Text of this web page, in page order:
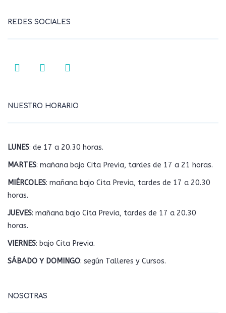
REDES SOCIALES
NUESTRO HORARIO
LUNES: de 17 a 20.30 horas.
MARTES: mañana bajo Cita Previa, tardes de 17 a 21 horas.
MIÉRCOLES: mañana bajo Cita Previa, tardes de 17 a 20.30
horas.
JUEVES: mañana bajo Cita Previa, tardes de 17 a 20.30
horas.
VIERNES: bajo Cita Previa.
SÁBADO Y DOMINGO: según Talleres y Cursos.
NOSOTRAS